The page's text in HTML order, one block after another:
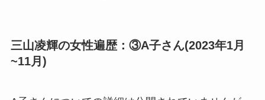
三山凌輝の女性遍歴：③A子さん(2023年1月
~11月)